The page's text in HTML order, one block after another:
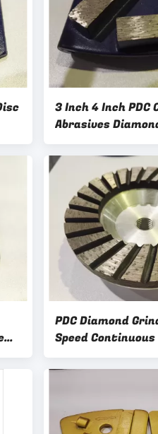
3 Inch 4 Inch PDC
Abrasives
Grinding Wheel
PDC Diamond
Speed
Dry